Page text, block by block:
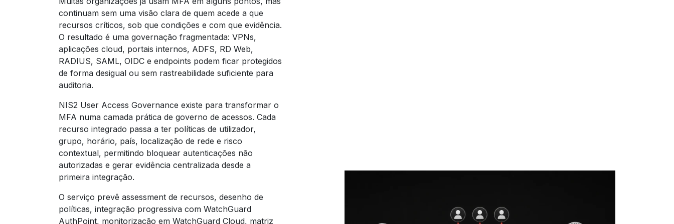
continuam sem uma visão clara de quem acede a que
recursos críticos, sob que condições e com que evidência.
O resultado é uma governação fragmentada: VPNs,
aplicações cloud, portais internos, ADFS, RD Web,
RADIUS, SAML, OIDC e endpoints podem ficar protegidos
de forma desigual ou sem rastreabilidade suficiente para
auditoria.
NIS2 User Access Governance existe para transformar o
MFA numa camada prática de governo de acessos. Cada
recurso integrado passa a ter políticas de utilizador,
grupo, horário, país, localização de rede e risco
contextual, permitindo bloquear autenticações não
autorizadas e gerar evidência centralizada desde a
primeira integração.
O serviço prevê assessment de recursos, desenho de
políticas, integração progressiva com WatchGuard
AuthPoint, monitorização em WatchGuard Cloud, matriz